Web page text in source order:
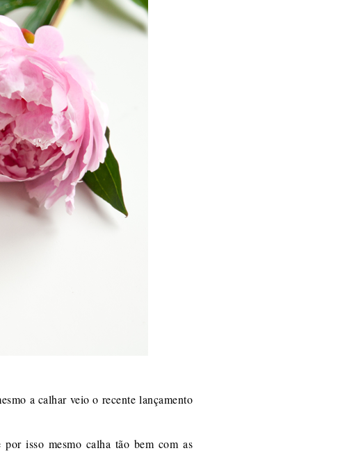
a calhar veio o recente lançamento
isso mesmo calha tão bem com as